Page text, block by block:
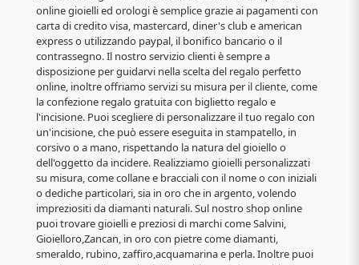
online gioielli ed orologi è semplice grazie ai pagamenti con
carta di credito visa, mastercard, diner's club e american
express o utilizzando paypal, il bonifico bancario o il
contrassegno. Il nostro servizio clienti è sempre a
disposizione per guidarvi nella scelta del regalo perfetto
online, inoltre offriamo servizi su misura per il cliente, come
la confezione regalo gratuita con biglietto regalo e
l'incisione. Puoi scegliere di personalizzare il tuo regalo con
un'incisione, che può essere eseguita in stampatello, in
corsivo o a mano, rispettando la natura del gioiello o
dell'oggetto da incidere. Realizziamo gioielli personalizzati
su misura, come collane e bracciali con il nome o con iniziali
o dediche particolari, sia in oro che in argento, volendo
impreziositi da diamanti naturali. Sul nostro shop online
puoi trovare gioielli e preziosi di marchi come Salvini,
Gioielloro,Zancan, in oro con pietre come diamanti,
smeraldo, rubino, zaffiro,acquamarina e perla. Inoltre puoi